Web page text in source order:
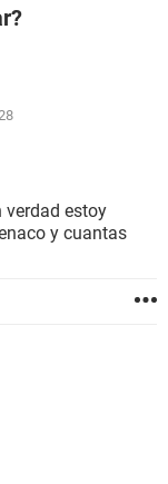
verdad estoy
y cuantas